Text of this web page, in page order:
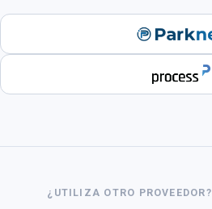
¿UTILIZA OTRO PROVEEDOR?